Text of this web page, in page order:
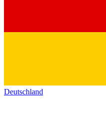
Deutschland